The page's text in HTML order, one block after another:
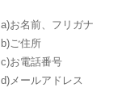
a)お名前、フリガナ
b)ご住所
c)お電話番号
d)メールアドレス